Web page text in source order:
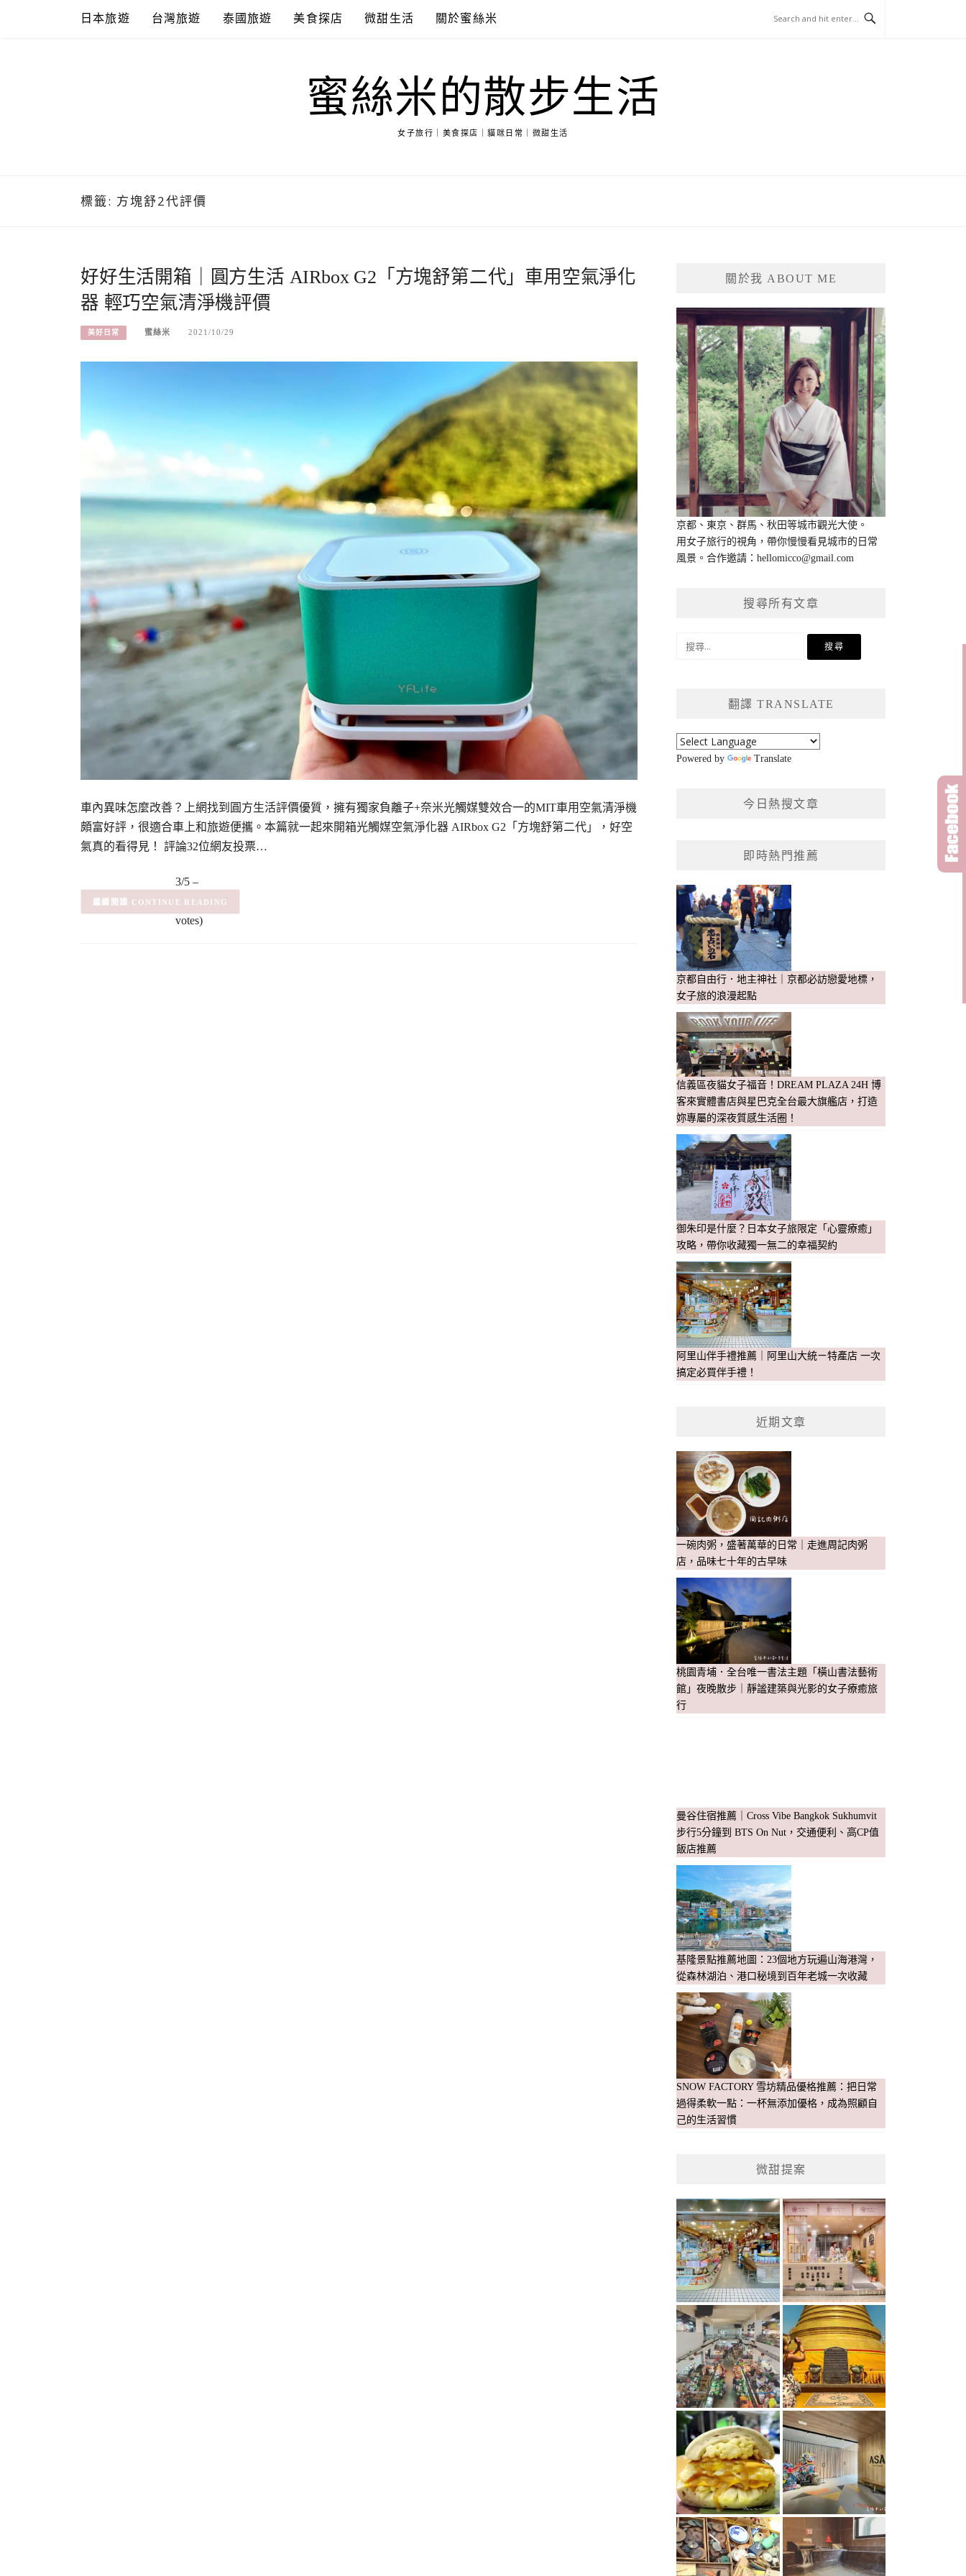
日本旅遊 台灣旅遊 泰國旅遊 美食探店 微甜生活 關於蜜絲米
蜜絲米的散步生活
女子旅行｜美食探店｜貓咪日常｜微甜生活
標籤: 方塊舒2代評價
好好生活開箱｜圓方生活 AIRbox G2「方塊舒第二代」車用空氣淨化
器 輕巧空氣清淨機評價
美好日常 蜜絲米 2021/10/29
車內異味怎麼改善？上網找到圓方生活評價優質，擁有獨家負離子+奈米光觸媒雙效合一的MIT車用空氣清淨機
頗富好評，很適合車上和旅遊便攜。本篇就一起來開箱光觸媒空氣淨化器 AIRbox G2「方塊舒第二代」，好空
氣真的看得見！ 評論32位網友投票…
3/5 –
(2
votes)
CONTINUE READING
關於我 ABOUT ME
京都、東京、群馬、秋田等城市觀光大使。
用女子旅行的視角，帶你慢慢看見城市的日常
風景。合作邀請：hellomicco@gmail.com
搜尋所有文章
翻譯 TRANSLATE
Powered by Translate
今日熱搜文章
即時熱門推薦
京都自由行．地主神社｜京都必訪戀愛地標，
女子旅的浪漫起點
信義區夜貓女子福音！DREAM PLAZA 24H 博
客來實體書店與星巴克全台最大旗艦店，打造
妳專屬的深夜質感生活圈！
御朱印是什麼？日本女子旅限定「心靈療癒」
攻略，帶你收藏獨一無二的幸福契約
阿里山伴手禮推薦｜阿里山大統ㄧ特產店 一次
搞定必買伴手禮！
近期文章
一碗肉粥，盛著萬華的日常｜走進周記肉粥
店，品味七十年的古早味
桃園青埔．全台唯一書法主題「橫山書法藝術
館」夜晚散步｜靜謐建築與光影的女子療癒旅
行
曼谷住宿推薦｜Cross Vibe Bangkok Sukhumvit
步行5分鐘到 BTS On Nut，交通便利、高CP值
飯店推薦
基隆景點推薦地圖：23個地方玩遍山海港灣，
從森林湖泊、港口秘境到百年老城一次收藏
SNOW FACTORY 雪坊精品優格推薦：把日常
過得柔軟一點：一杯無添加優格，成為照顧自
己的生活習慣
微甜提案